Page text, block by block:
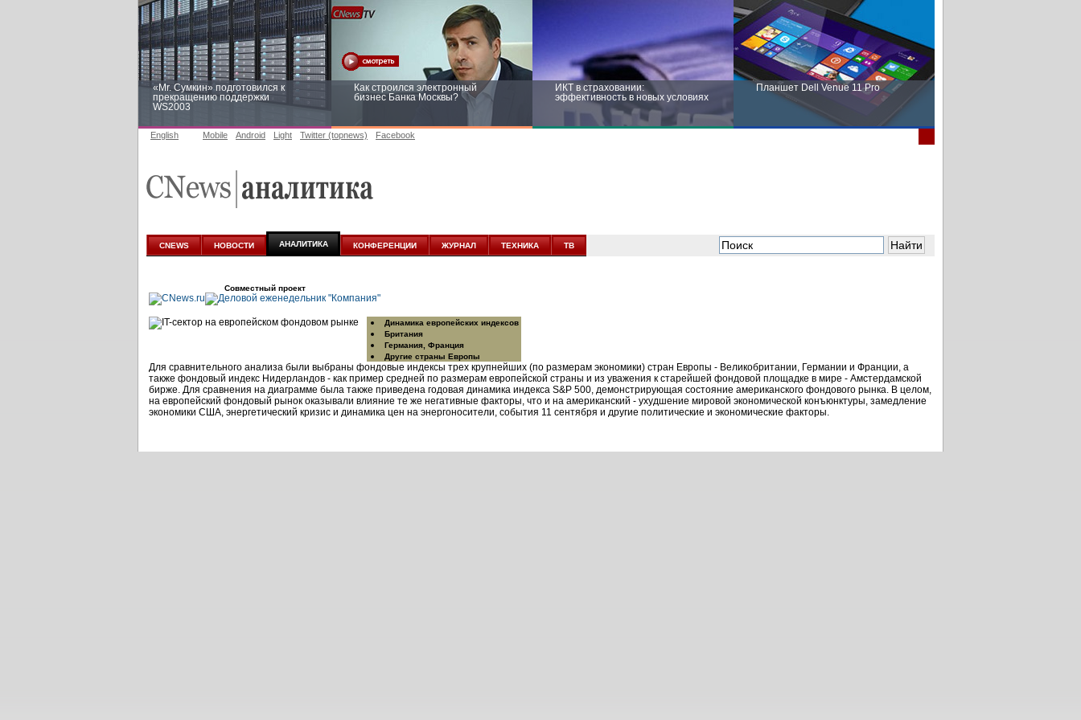
«Mr. Сумкин» подготовился к
прекращению поддержки
WS2003
Как строился электронный
бизнес Банка Москвы?
ИКТ в страховании:
эффективность в новых условиях
Планшет Dell Venue 11 Pro
аналитике
новых условиях
English Mobile Android Light Twitter (topnews) Facebook
CNEWS НОВОСТИ АНАЛИТИКА КОНФЕРЕНЦИИ ЖУРНАЛ ТЕХНИКА ТВ
Совместный проект
Динамика европейских индексов
Британия
Германия, Франция
Другие страны Европы
Для сравнительного анализа были выбраны фондовые индексы трех крупнейших (по размерам экономики) стран Европы - Великобритании, Германии и Франции, а
также фондовый индекс Нидерландов - как пример средней по размерам европейской страны и из уважения к старейшей фондовой площадке в мире - Амстердамской
бирже. Для сравнения на диаграмме была также приведена годовая динамика индекса S&P 500, демонстрирующая состояние американского фондового рынка. В целом,
на европейский фондовый рынок оказывали влияние те же негативные факторы, что и на американский - ухудшение мировой экономической конъюнктуры, замедление
экономики США, энергетический кризис и динамика цен на энергоносители, события 11 сентября и другие политические и экономические факторы.